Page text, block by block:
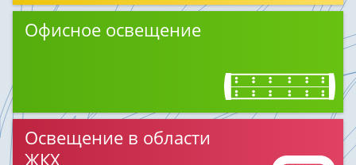
Офисное освещение
Освещение в области
ЖКХ